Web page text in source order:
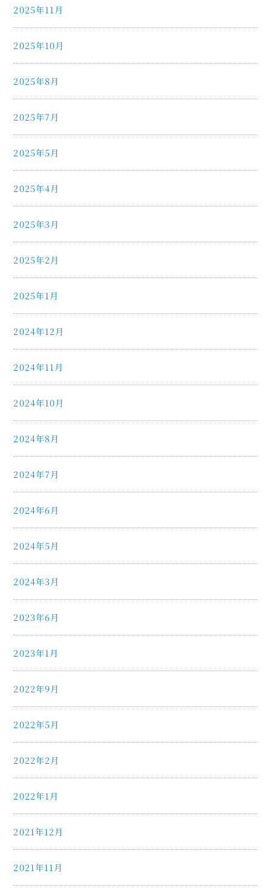
2025年11月
2025年10月
2025年8月
2025年7月
2025年5月
2025年4月
2025年3月
2025年2月
2025年1月
2024年12月
2024年11月
2024年10月
2024年8月
2024年7月
2024年6月
2024年5月
2024年3月
2023年6月
2023年1月
2022年9月
2022年5月
2022年2月
2022年1月
2021年12月
2021年11月